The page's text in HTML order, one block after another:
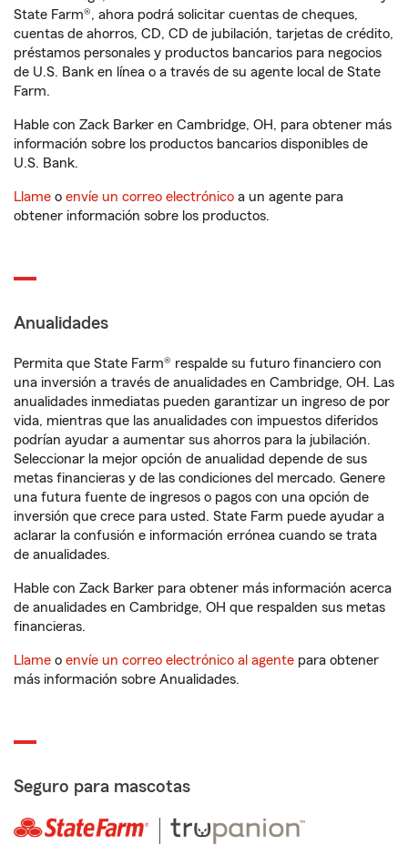
State Farm®, ahora podrá solicitar cuentas de cheques,
cuentas de ahorros, CD, CD de jubilación, tarjetas de crédito,
préstamos personales y productos bancarios para negocios
de U.S. Bank en línea o a través de su agente local de State
Farm.
Hable con Zack Barker en Cambridge, OH, para obtener más
información sobre los productos bancarios disponibles de
U.S. Bank.
Llame o envíe un correo electrónico a un agente para
obtener información sobre los productos.
Anualidades
Permita que State Farm® respalde su futuro financiero con
una inversión a través de anualidades en Cambridge, OH. Las
anualidades inmediatas pueden garantizar un ingreso de por
vida, mientras que las anualidades con impuestos diferidos
podrían ayudar a aumentar sus ahorros para la jubilación.
Seleccionar la mejor opción de anualidad depende de sus
metas financieras y de las condiciones del mercado. Genere
una futura fuente de ingresos o pagos con una opción de
inversión que crece para usted. State Farm puede ayudar a
aclarar la confusión e información errónea cuando se trata
de anualidades.
Hable con Zack Barker para obtener más información acerca
de anualidades en Cambridge, OH que respalden sus metas
financieras.
Llame o envíe un correo electrónico al agente para obtener
más información sobre Anualidades.
Seguro para mascotas